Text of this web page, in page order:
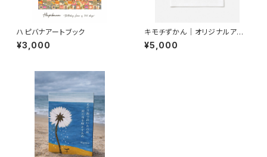
ハピバナアートブック
¥3,000
キモチずかん｜オリジナルアート
Tシャツ
¥5,000